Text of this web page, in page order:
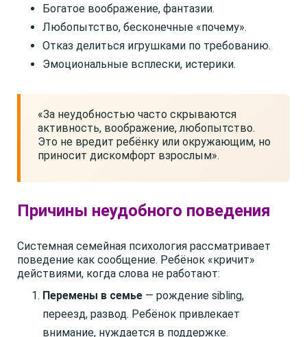
Богатое воображение, фантазии.
Любопытство, бесконечные «почему».
Отказ делиться игрушками по требованию.
Эмоциональные всплески, истерики.
«За неудобностью часто скрываются
активность, воображение, любопытство.
Это не вредит ребёнку или окружающим, но
приносит дискомфорт взрослым».
Причины неудобного поведения
Системная семейная психология рассматривает
поведение как сообщение. Ребёнок «кричит»
действиями, когда слова не работают:
Перемены в семье — рождение sibling,
переезд, развод. Ребёнок привлекает
внимание, нуждается в поддержке.